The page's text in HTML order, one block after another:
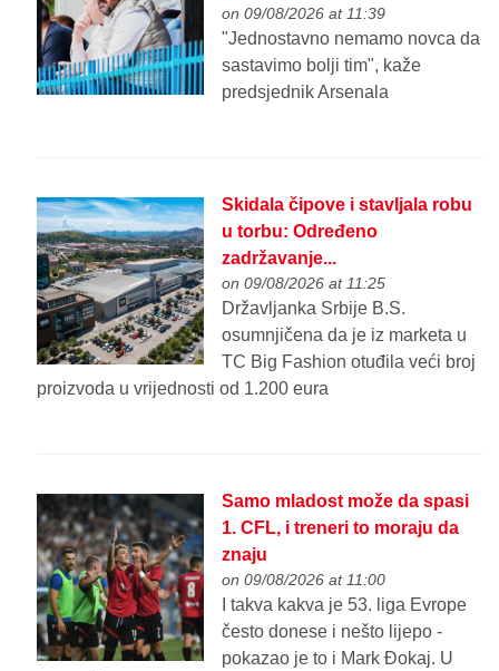
on 09/08/2026 at 11:39
"Jednostavno nemamo novca da
sastavimo bolji tim", kaže
predsjednik Arsenala
Skidala čipove i stavljala robu
u torbu: Određeno
zadržavanje...
on 09/08/2026 at 11:25
Državljanka Srbije B.S.
osumnjičena da je iz marketa u
TC Big Fashion otuđila veći broj
proizvoda u vrijednosti od 1.200 eura
Samo mladost može da spasi
1. CFL, i treneri to moraju da
znaju
on 09/08/2026 at 11:00
I takva kakva je 53. liga Evrope
često donese i nešto lijepo -
pokazao je to i Mark Đokaj. U